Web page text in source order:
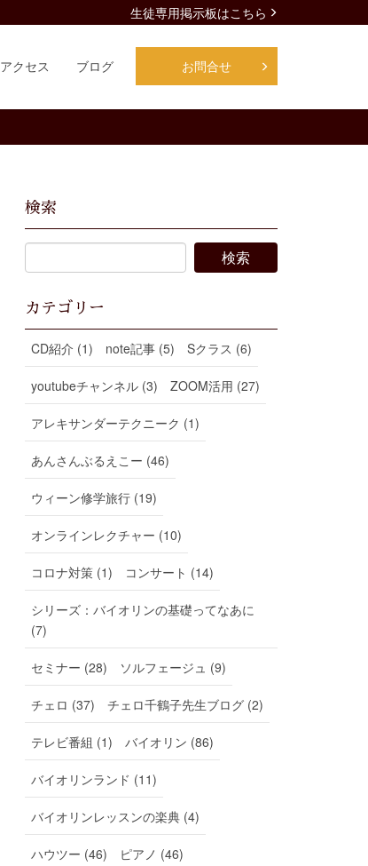
生徒専用掲示板はこちら
アクセス ブログ お問合せ
検索
カテゴリー
CD紹介 (1) note記事 (5) Sクラス (6)
youtubeチャンネル (3) ZOOM活用 (27)
アレキサンダーテクニーク (1)
あんさんぶるえこー (46)
ウィーン修学旅行 (19)
オンラインレクチャー (10)
コロナ対策 (1) コンサート (14)
シリーズ：バイオリンの基礎ってなあに
(7)
セミナー (28) ソルフェージュ (9)
チェロ (37) チェロ千鶴子先生ブログ (2)
テレビ番組 (1) バイオリン (86)
バイオリンランド (11)
バイオリンレッスンの楽典 (4)
ハウツー (46) ピアノ (46)